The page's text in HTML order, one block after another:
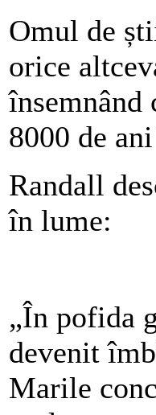
Omul de
orice
însemnând
8000 de
Randall
în lume:
„În pofida
devenit
Marile